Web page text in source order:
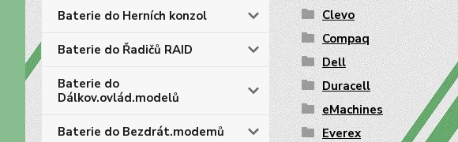
Baterie do Herních konzol
Baterie do Řadičů RAID
Baterie do
Dálkov.ovlád.modelů
Baterie do Bezdrát.modemů
Clevo
Compaq
Dell
Duracell
eMachines
Everex